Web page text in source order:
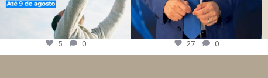
5 0 27 0